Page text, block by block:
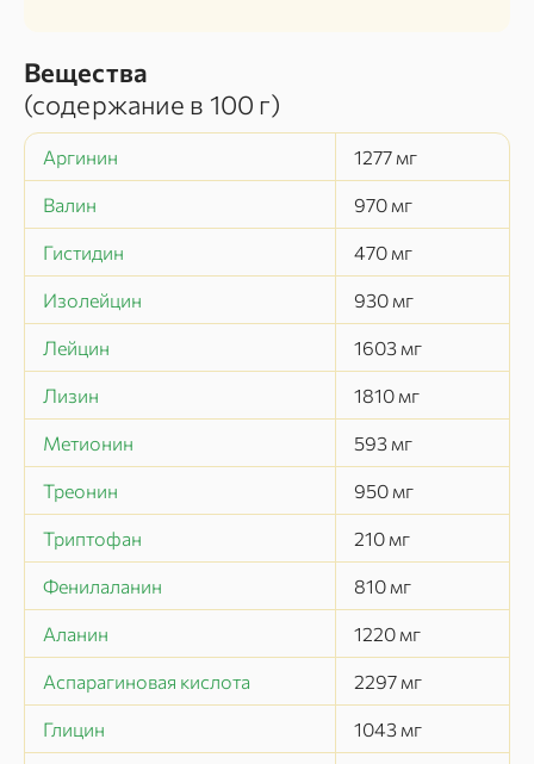
Вещества
(содержание в 100 г)
Аргинин 1277 мг
Валин 970 мг
Гистидин 470 мг
Изолейцин 930 мг
Лейцин 1603 мг
Лизин 1810 мг
Метионин 593 мг
Треонин 950 мг
Триптофан 210 мг
Фенилаланин 810 мг
Аланин 1220 мг
Аспарагиновая кислота 2297 мг
Глицин 1043 мг